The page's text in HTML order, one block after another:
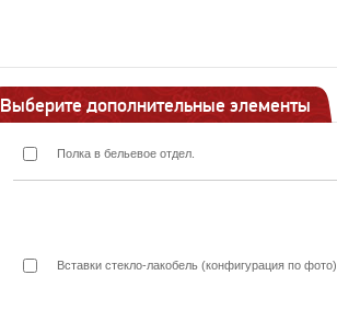
Выберите дополнительные элементы
Полка в бельевое отдел.
Вставки стекло-лакобель (конфигурация по фото)